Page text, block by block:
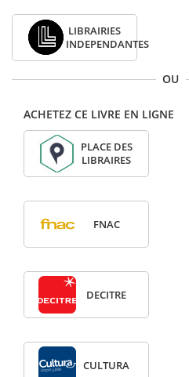
LIBRAIRIES
INDEPENDANTES
OU
ACHETEZ CE LIVRE EN LIGNE
PLACE DES
LIBRAIRES
FNAC
DECITRE
CULTURA